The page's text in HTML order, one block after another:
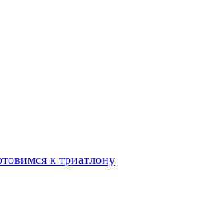
к триатлону